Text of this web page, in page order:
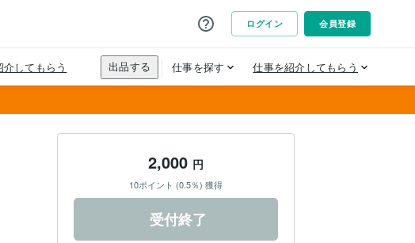
2,000 円
10ポイント (0.5％) 獲得
受付終了